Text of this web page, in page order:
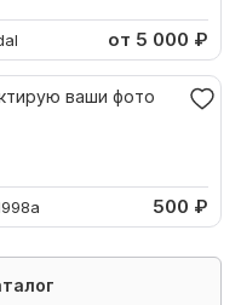
от 5 000 ₽
ваши фото
500 ₽